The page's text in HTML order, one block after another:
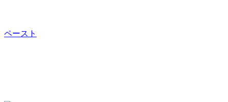
ペースト